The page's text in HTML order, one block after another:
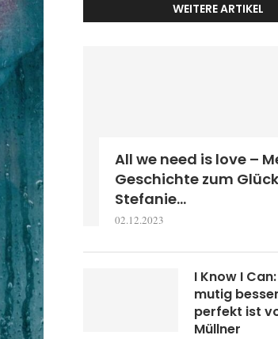
WEITERE ARTIKEL
All we need is love –
Geschichte zum
Stefanie...
02.12.2023
I Know I
mutig
perfekt ist
Müllner